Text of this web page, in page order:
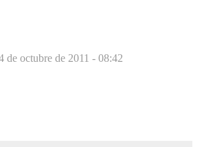
de octubre de 2011 - 08:42